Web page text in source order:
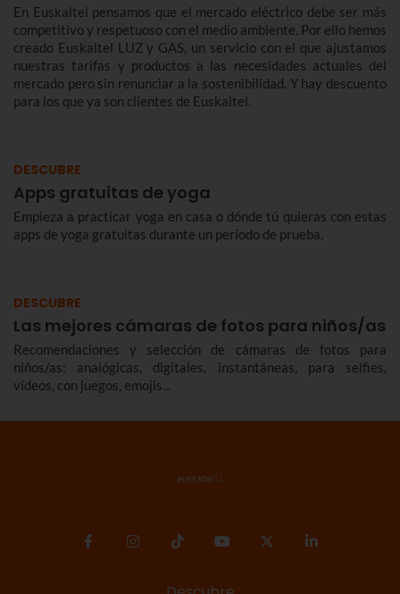
En Euskaltel pensamos que el mercado eléctrico debe ser más
competitivo y respetuoso con el medio ambiente. Por ello hemos
creado Euskaltel LUZ y GAS, un servicio con el que ajustamos
nuestras tarifas y productos a las necesidades actuales del
mercado pero sin renunciar a la sostenibilidad. Y hay descuento
para los que ya son clientes de Euskaltel.
DESCUBRE
Apps gratuitas de yoga
Empieza a practicar yoga en casa o dónde tú quieras con estas
apps de yoga gratuitas durante un período de prueba.
DESCUBRE
Las mejores cámaras de fotos para niños/as
Recomendaciones y selección de cámaras de fotos para
niños/as: analógicas, digitales, instantáneas, para selfies,
vídeos, con juegos, emojis...